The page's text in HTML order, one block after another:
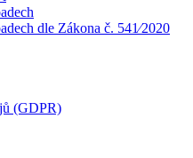
dle Zákona č. 541⁄2020
(GDPR)